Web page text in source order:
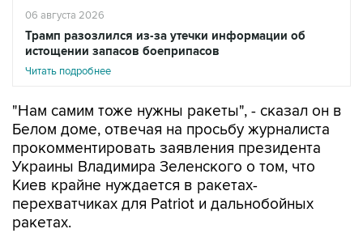
06 августа 2026
Трамп разозлился из-за утечки информации об
истощении запасов боеприпасов
Читать подробнее
"Нам самим тоже нужны ракеты", - сказал он в
Белом доме, отвечая на просьбу журналиста
прокомментировать заявления президента
Украины Владимира Зеленского о том, что
Киев крайне нуждается в ракетах-
перехватчиках для Patriot и дальнобойных
ракетах.